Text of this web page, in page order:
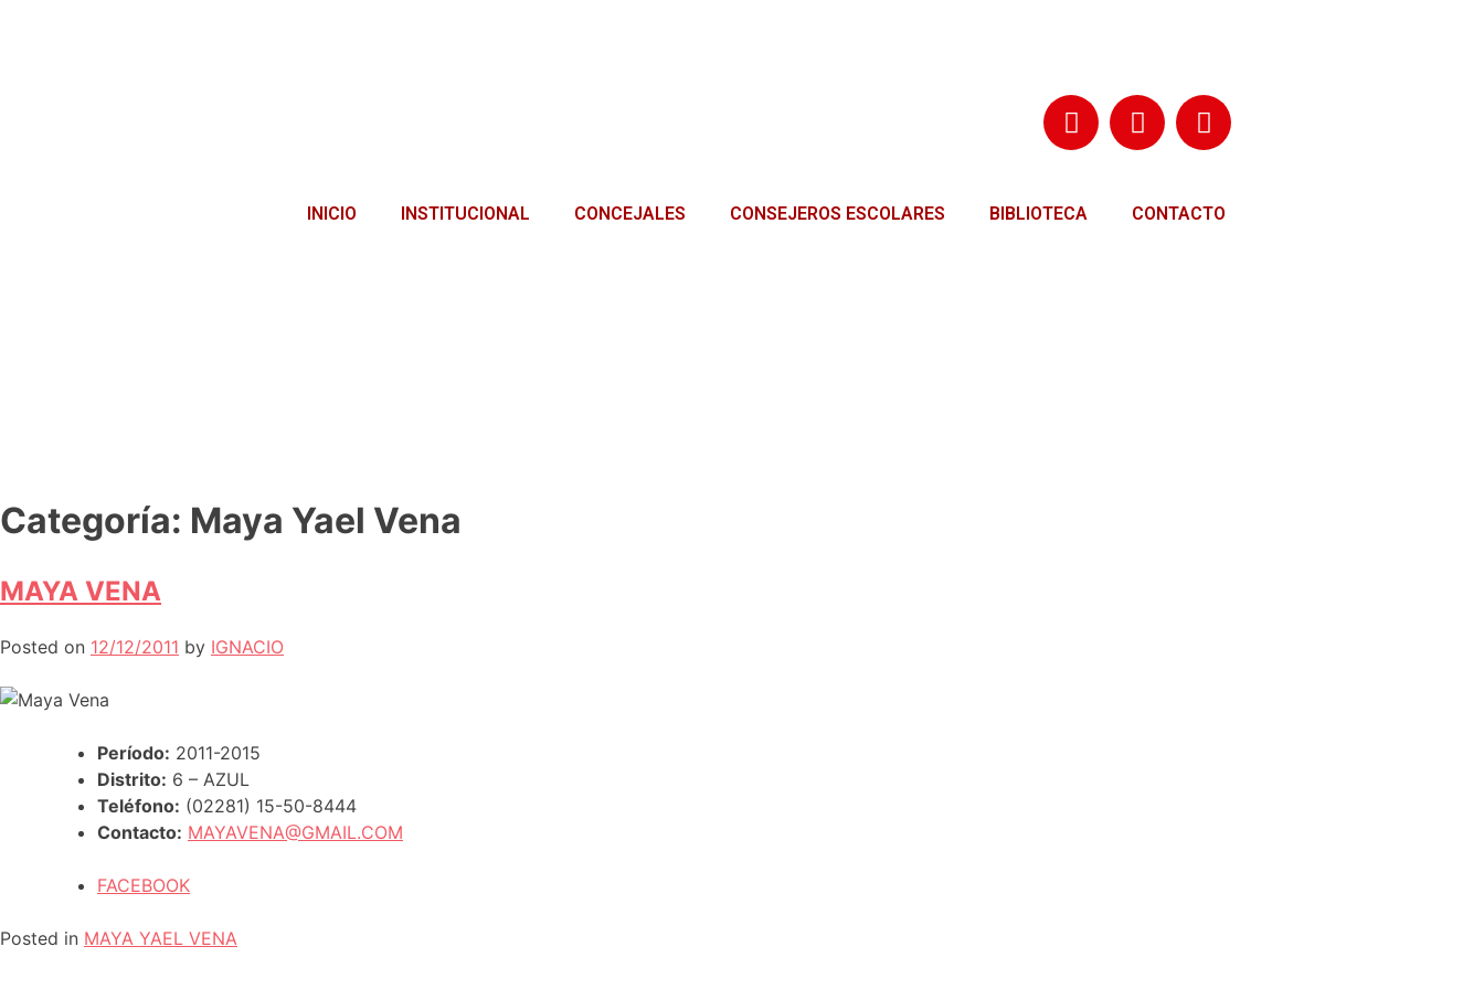
INICIO INSTITUCIONAL CONCEJALES CONSEJEROS ESCOLARES BIBLIOTECA CONTACTO
Categoría: Maya Yael Vena
MAYA VENA
Posted on 12/12/2011 by IGNACIO
Período: 2011-2015
Distrito: 6 – AZUL
Teléfono: (02281) 15-50-8444
Contacto: MAYAVENA@GMAIL.COM
FACEBOOK
Posted in MAYA YAEL VENA